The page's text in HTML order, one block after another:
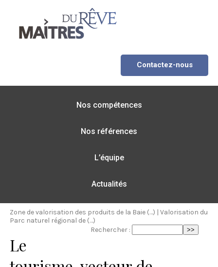
Contactez-nous
Nos compétences
Nos références
L’équipe
Actualités
Zone de valorisation des produits de la Baie (…) | Valorisation du
Parc naturel régional de (…)
Rechercher :
Le